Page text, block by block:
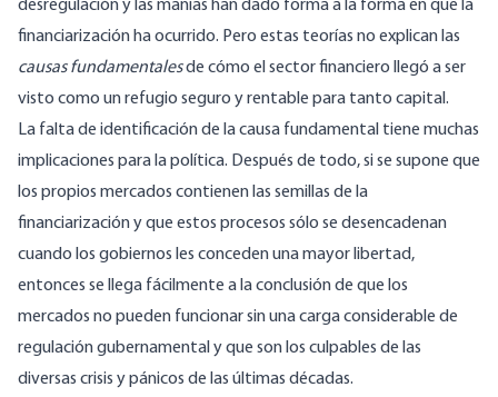
desregulación y las manías han dado forma a la forma en que la
financiarización ha ocurrido. Pero estas teorías no explican las
causas fundamentalesde cómo el sector financiero llegó a ser
visto como un refugio seguro y rentable para tanto capital.
La falta de identificación de la causa fundamental tiene muchas
implicaciones para la política. Después de todo, si se supone que
los propios mercados contienen las semillas de la
financiarización y que estos procesos sólo se desencadenan
cuando los gobiernos les conceden una mayor libertad,
entonces se llega fácilmente a la conclusión de que los
mercados no pueden funcionar sin una carga considerable de
regulación gubernamental y que son los culpables de las
diversas crisis y pánicos de las últimas décadas.